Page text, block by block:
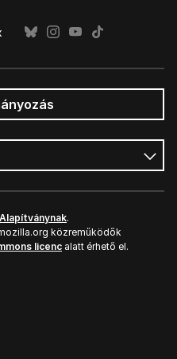
.
közreműködők
licenc alatt érhető el.